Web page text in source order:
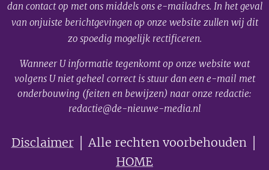
dan contact op met ons middels ons e-mailadres. In het geval
van onjuiste berichtgevingen op onze website zullen wij dit
zo spoedig mogelijk rectificeren.
Wanneer U informatie tegenkomt op onze website wat
volgens U niet geheel correct is stuur dan een e-mail met
onderbouwing (feiten en bewijzen) naar onze redactie:
redactie@de-nieuwe-media.nl
Disclaimer│ Alle rechten voorbehouden │
HOME